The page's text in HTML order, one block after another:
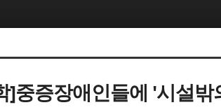
]중증장애인들에 '시설